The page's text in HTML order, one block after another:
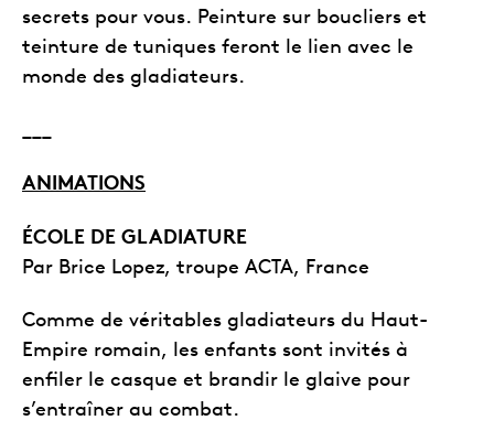
secrets pour vous. Peinture sur boucliers et
teinture de tuniques feront le lien avec le
monde des gladiateurs.
ANIMATIONS
ÉCOLE DE GLADIATURE
Par Brice Lopez, troupe ACTA, France
Comme de véritables gladiateurs du Haut-
Empire romain, les enfants sont invités à
enfiler le casque et brandir le glaive pour
s’entraîner au combat.